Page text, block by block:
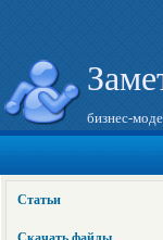
бизнес-
Статьи